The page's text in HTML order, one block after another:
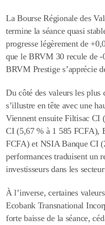
La Bourse Régionale des
termine la séance quasi
progresse légèrement de
que le BRVM 30 recule de
BRVM Prestige s’apprécie
Du côté des valeurs les plus
s’illustre en tête avec une
Viennent ensuiteFiltisac CI (
CI(5,67 % à 1 585 FCFA),
FCFA) et NSIA Banque CI
performances traduisent un
investisseurs dans les
À l’inverse, certaines
Ecobank Transnational
forte baisse de la séance,